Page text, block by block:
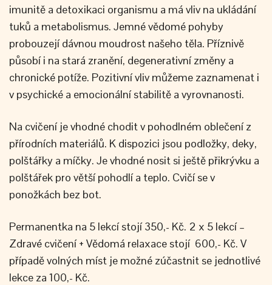
imunitě a detoxikaci organismu a má vliv na ukládání
tuků a metabolismus. Jemné vědomé pohyby
probouzejí dávnou moudrost našeho těla. Příznivě
působí i na stará zranění, degenerativní změny a
chronické potíže. Pozitivní vliv můžeme zaznamenat i
v psychické a emocionální stabilitě a vyrovnanosti.
Na cvičení je vhodné chodit v pohodlném oblečení z
přírodních materiálů. K dispozici jsou podložky, deky,
polštářky a míčky. Je vhodné nosit si ještě přikrývku a
polštářek pro větší pohodlí a teplo. Cvičí se v
ponožkách bez bot.
Permanentka na 5 lekcí stojí 350,- Kč. 2 x 5 lekcí –
Zdravé cvičení + Vědomá relaxace stojí 600,- Kč. V
případě volných míst je možné zúčastnit se jednotlivé
lekce za 100,- Kč.